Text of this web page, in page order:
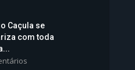
Caçula se
com toda